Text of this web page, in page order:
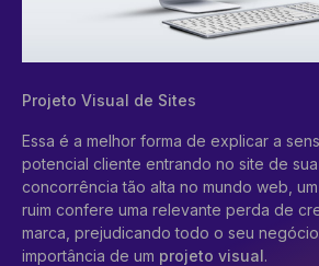
Projeto Visual de Sites
Essa é a melhor forma de explicar a
potencial cliente entrando no site de sua
concorrência tão alta no mundo web,
ruim confere uma relevante perda de
marca, prejudicando todo o seu
importância de um projeto visual.